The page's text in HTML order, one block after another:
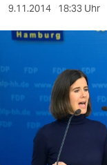
berlin
nord
wahrheit
9.11.2014 18:33 Uhr